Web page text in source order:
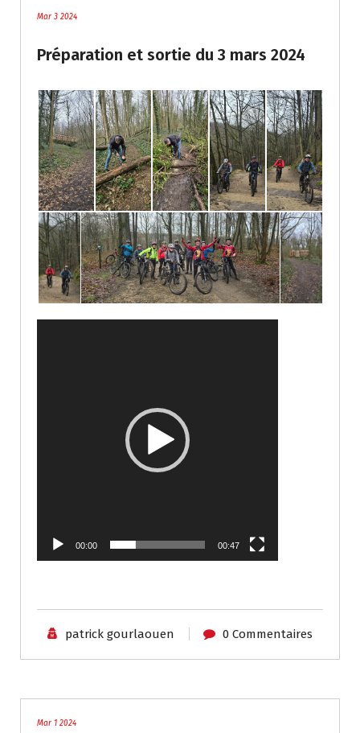
Mar 3 2024
Préparation et sortie du 3 mars 2024
00:00 00:47
patrick gourlaouen 0 Commentaires
Mar 1 2024